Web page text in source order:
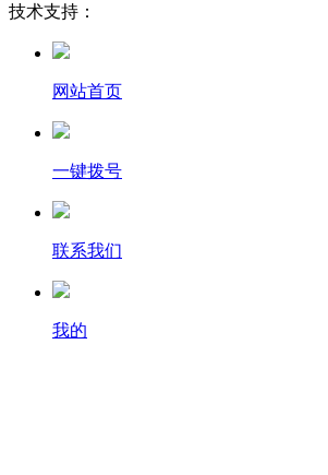
技术支持：
网站首页
一键拨号
联系我们
我的